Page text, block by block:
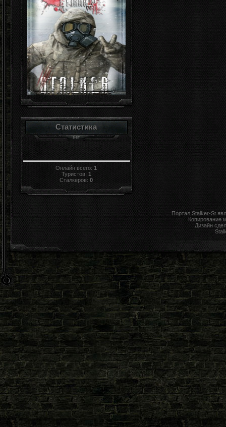
Статистика
Онлайн всего:1
Туристов: 1
Сталкеров:0
Портал Stalker-St
Копирование
Дизайн